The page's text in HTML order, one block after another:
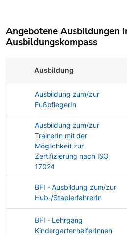
Angebotene Ausbildungen
Ausbildungskompass
Ausbildung
Ausbildung zum/zur
FußpflegerIn
Ausbildung zum/zur
TrainerIn mit der
Möglichkeit zur
Zertifizierung nach ISO
17024
BFI - Ausbildung zum/zur
Hub-/StaplerfahrerIn
BFI - Lehrgang
KindergartenhelferInnen